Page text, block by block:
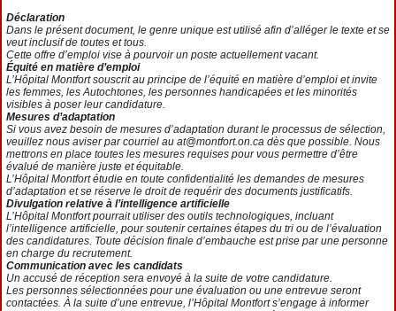
Déclaration
Dans le présent document, le genre unique est utilisé afin d’alléger le texte et se
veut inclusif de toutes et tous.
Cette offre d’emploi vise à pourvoir un poste actuellement vacant.
Équité en matière d’emploi
L’Hôpital Montfort souscrit au principe de l’équité en matière d’emploi et invite
les femmes, les Autochtones, les personnes handicapées et les minorités
visibles à poser leur candidature.
Mesures d’adaptation
Si vous avez besoin de mesures d’adaptation durant le processus de sélection,
veuillez nous aviser par courriel au at@montfort.on.ca dès que possible. Nous
mettrons en place toutes les mesures requises pour vous permettre d’être
évalué de manière juste et équitable.
L’Hôpital Montfort étudie en toute confidentialité les demandes de mesures
d’adaptation et se réserve le droit de requérir des documents justificatifs.
Divulgation relative à l’intelligence artificielle
L’Hôpital Montfort pourrait utiliser des outils technologiques, incluant
l’intelligence artificielle, pour soutenir certaines étapes du tri ou de l’évaluation
des candidatures. Toute décision finale d’embauche est prise par une personne
en charge du recrutement.
Communication avec les candidats
Un accusé de réception sera envoyé à la suite de votre candidature.
Les personnes sélectionnées pour une évaluation ou une entrevue seront
contactées. À la suite d’une entrevue, l’Hôpital Montfort s’engage à informer